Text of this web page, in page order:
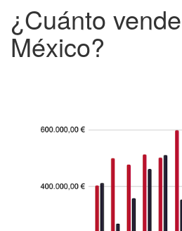
¿Cuánto
México?